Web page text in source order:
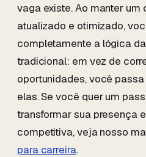
vaga existe. Ao manter um
atualizado e otimizado,
completamente a lógica
tradicional: em vez de
oportunidades, você
elas. Se você quer um
transformar sua presença
competitiva, veja nosso
para carreira.